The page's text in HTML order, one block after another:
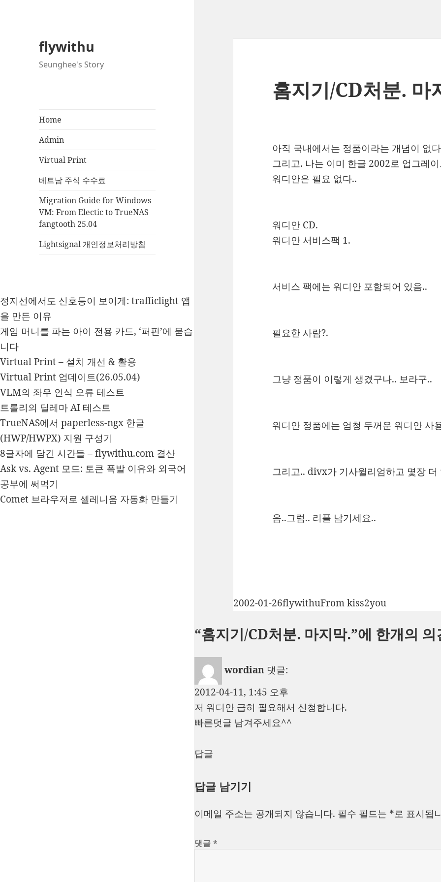
flywithu
Seunghee's Story
Home
Admin
Virtual Print
베트남 주식 수수료
Migration Guide for Windows
VM: From Electic to TrueNAS
fangtooth 25.04
Lightsignal 개인정보처리방침
정지선에서도 신호등이 보이게: trafficlight 앱
을 만든 이유
게임 머니를 파는 아이 전용 카드, ‘퍼핀’에 묻습
니다
Virtual Print – 설치 개선 & 활용
Virtual Print 업데이트(26.05.04)
VLM의 좌우 인식 오류 테스트
트롤리의 딜레마 AI 테스트
TrueNAS에서 paperless-ngx 한글
(HWP/HWPX) 지원 구성기
8글자에 담긴 시간들 – flywithu.com 결산
Ask vs. Agent 모드: 토큰 폭발 이유와 외국어
공부에 써먹기
Comet 브라우저로 셀레니움 자동화 만들기
홈지기/CD처분. 마
아직 국내에서는 정품이라는 개념이 없
그리고. 나는 이미 한글 2002로 업그레
워디안은 필요 없다..
워디안 CD.
워디안 서비스팩 1.
서비스 팩에는 워디안 포함되어 있음..
필요한 사람?.
그냥 정품이 이렇게 생겼구나.. 보라구..
워디안 정품에는 엄청 두꺼운 워디안 사
그리고.. divx가 기사윌리엄하고 몇장 더
음..그럼.. 리플 남기세요..
작
일
2002-01-26글
이
flywithu카
고
From kiss2you
“홈지기/CD처분. 마지막.”에 한개의 의
wordian 댓글:
2012-04-11, 1:45 오후
저 워디안 급히 필요해서 신청합니다.
빠른덧글 남겨주세요^^
답글
답글 남기기
이메일 주소는 공개되지 않습니다. 필수 필드는 *로 표시됩
댓글*